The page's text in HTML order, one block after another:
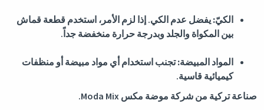
الكيّ: يفضل عدم الكي. إذا لزم الأمر، استخدم قطعة قماش
بين المكواة والجلد وبدرجة حرارة منخفضة جداً.
المواد المبيضة:تجنب استخدام أي مواد مبيضة أو منظفات
كيميائية قاسية.
صناعة تركية من شركة موضة مكس Moda Mix.